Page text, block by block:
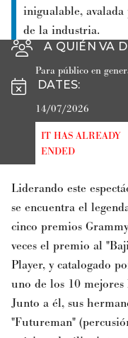
inigualable,
de la industria.
A QUIÉN VA
Para público en
DATES:
14/07/2026
IT HAS ALREADY
ENDED
Liderando este
se encuentra el
cinco premios
veces el premio al
Player, y catalogado
uno de los 10 mejores
Junto a él, sus
"Futureman"